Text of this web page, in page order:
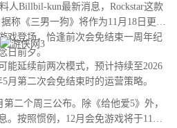
Billbil-kun最新消息，Rockstar这款
称《三男一狗》将作为11月18日更新
戏登场，恰逢前次会免结束一周年纪
日前夕。
延续前两次模式，预计持续至2026
月第二次会免结束时的运营策略。
个周三公布。除《给他爱5》外，
。按照惯例，12月会免游戏将于11月